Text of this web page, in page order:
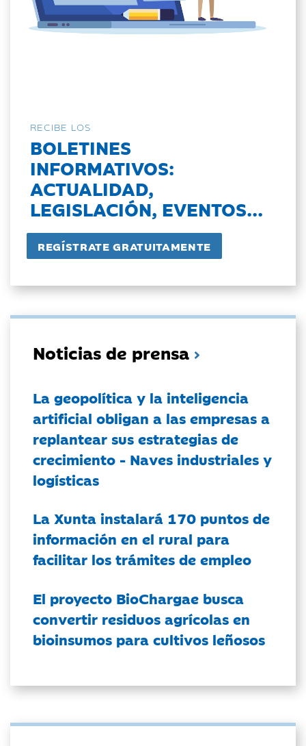
RECIBE LOS
BOLETINES
INFORMATIVOS:
ACTUALIDAD,
LEGISLACIÓN, EVENTOS...
Noticias de prensa
La geopolítica y la inteligencia
artificial obligan a las empresas a
replantear sus estrategias de
crecimiento - Naves industriales y
logísticas
La Xunta instalará 170 puntos de
información en el rural para
facilitar los trámites de empleo
El proyecto BioChargae busca
convertir residuos agrícolas en
bioinsumos para cultivos leñosos